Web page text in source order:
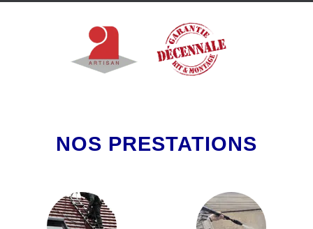
NOS PRESTATIONS